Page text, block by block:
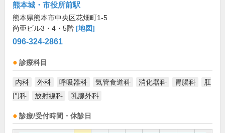
熊本城・市役所前駅
熊本県熊本市中央区花畑町1-5
尚亜ビル3・4・5階 [地図]
096-324-2861
診療科目
内科 外科 呼吸器科 気管食道科 消化器科 胃腸科
肛
門科
放射線科 乳腺外科
診療/受付時間・休診日